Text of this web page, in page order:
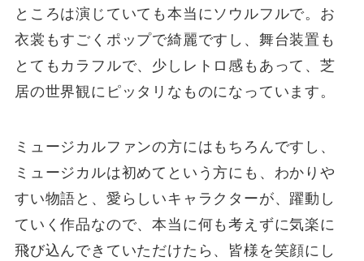
ところは演じていても本当にソウルフルで。お
衣裳もすごくポップで綺麗ですし、舞台装置も
とてもカラフルで、少しレトロ感もあって、芝
居の世界観にピッタリなものになっています。
ミュージカルファンの方にはもちろんですし、
ミュージカルは初めてという方にも、わかりや
すい物語と、愛らしいキャラクターが、躍動し
ていく作品なので、本当に何も考えずに気楽に
飛び込んできていただけたら、皆様を笑顔にし